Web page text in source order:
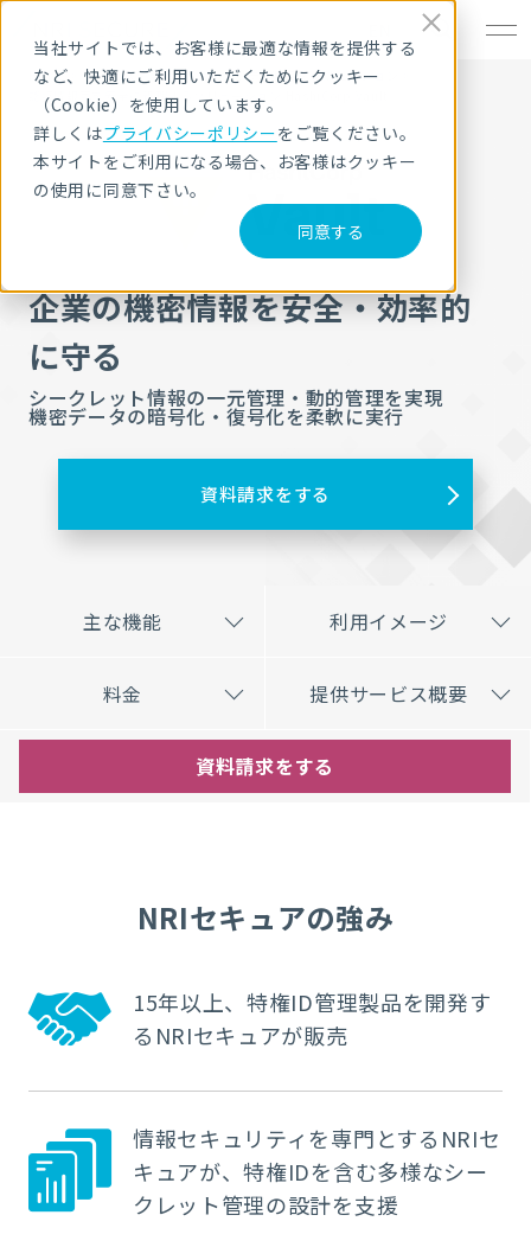
当社サイトでは、お客様に最適な情報を提供する
など、快適にご利用いただくためにクッキー
（Cookie）を使用しています。
詳しくはプライバシーポリシーをご覧ください。
本サイトをご利用になる場合、お客様はクッキー
の使用に同意下さい。
同意する
HOME サービス・製品
セキュリティ製品・ソリューション
認証情報等を安全に管理するソリューション HashiCorp Vault
企業の機密情報を安全・効率的
に守る
シークレット情報の一元管理・動的管理を実現
機密データの暗号化・復号化を柔軟に実行
資料請求をする
主な機能 利用イメージ
料金 提供サービス概要
資料請求をする
NRIセキュアの強み
15年以上、特権ID管理製品を開発す
るNRIセキュアが販売
情報セキュリティを専門とするNRIセ
キュアが、特権IDを含む多様なシー
クレット管理の設計を支援